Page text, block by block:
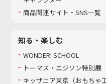
商品関連サイト・SNS一覧
知る・楽しむ
WONDER! SCHOOL
トーマス・エジソン特別展
キッザニア東京（おもちゃ